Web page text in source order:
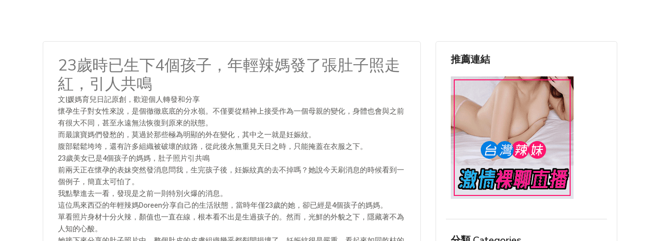
23歲時已生下4個孩子，年輕辣媽發了張肚子照走
紅，引人共鳴
文|媛媽育兒日記原創，歡迎個人轉發和分享
懷孕生子對女性來說，是個徹徹底底的分水嶺。不僅要從精神上接受作為一個母親的變化，身體也會與之前
有很大不同，甚至永遠無法恢復到原來的狀態。
而最讓寶媽們發愁的，莫過於那些極為明顯的外在變化，其中之一就是妊娠紋。
腹部鬆鬆垮垮，還有許多組織被破壞的紋路，從此後永無重見天日之時，只能掩蓋在衣服之下。
​23歲美女已是4個孩子的媽媽，肚子照片引共鳴
前兩天正在懷孕的表妹突然發消息問我，生完孩子後，妊娠紋真的去不掉嗎？她說今天刷消息的時候看到一
個例子，簡直太可怕了。
我點擊進去一看，發現是之前一則特別火爆的消息。
這位馬來西亞的年輕辣媽Doreen分享自己的生活狀態，當時年僅23歲的她，卻已經是4個孩子的媽媽。
單看照片身材十分火辣，顏值也一直在線，根本看不出是生過孩子的。然而，光鮮的外貌之下，隱藏著不為
人知的心酸。
推薦連結